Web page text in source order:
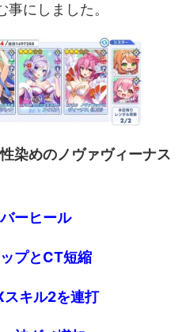
にしました。
染めのノヴァヴィーナス
ーヒール
プとCT短縮
スキル2を連打